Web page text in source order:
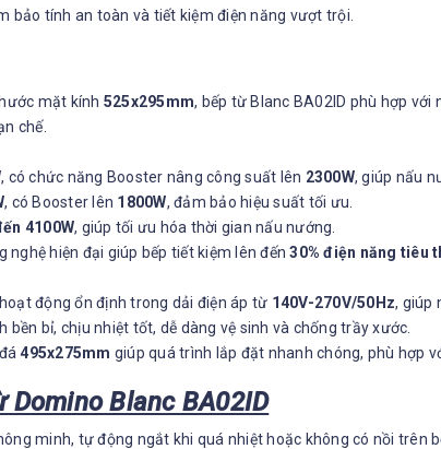
bảo tính an toàn và tiết kiệm điện năng vượt trội.
mặt kính 525x295mm, bếp từ Blanc BA02ID phù hợp với
chế.
, có chức năng Booster nâng công suất lên 2300W, giúp nấu
, có Booster lên 1800W, đảm bảo hiệu suất tối ưu.
4100W, giúp tối ưu hóa thời gian nấu nướng.
nghệ hiện đại giúp bếp tiết kiệm lên đến30% điện năng tiêu
động ổn định trong dải điện áp từ 140V-270V/50Hz, giúp
bền bỉ, chịu nhiệt tốt, dễ dàng vệ sinh và chống trầy xước.
495x275mm giúp quá trình lắp đặt nhanh chóng, phù hợp
Blanc BA02ID
minh, tự động ngắt khi quá nhiệt hoặc không có nồi trên